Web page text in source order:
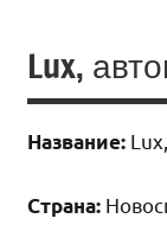
Lux,
Название:
Страна: